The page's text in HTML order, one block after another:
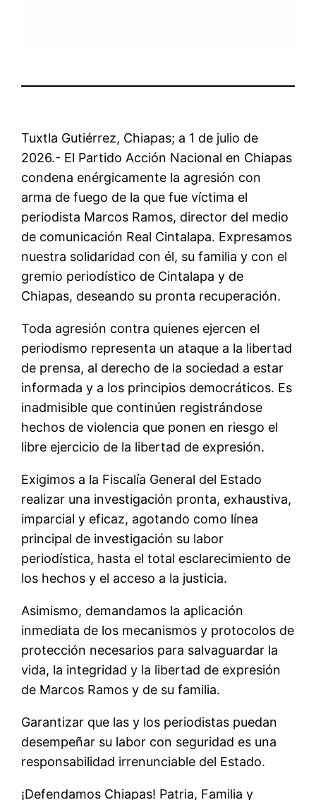
Tuxtla Gutiérrez, Chiapas; a 1 de julio de
2026.- El Partido Acción Nacional en Chiapas
condena enérgicamente la agresión con
arma de fuego de la que fue víctima el
periodista Marcos Ramos, director del medio
de comunicación Real Cintalapa. Expresamos
nuestra solidaridad con él, su familia y con el
gremio periodístico de Cintalapa y de
Chiapas, deseando su pronta recuperación.
Toda agresión contra quienes ejercen el
periodismo representa un ataque a la libertad
de prensa, al derecho de la sociedad a estar
informada y a los principios democráticos. Es
inadmisible que continúen registrándose
hechos de violencia que ponen en riesgo el
libre ejercicio de la libertad de expresión.
Exigimos a la Fiscalía General del Estado
realizar una investigación pronta, exhaustiva,
imparcial y eficaz, agotando como línea
principal de investigación su labor
periodística, hasta el total esclarecimiento de
los hechos y el acceso a la justicia.
Asimismo, demandamos la aplicación
inmediata de los mecanismos y protocolos de
protección necesarios para salvaguardar la
vida, la integridad y la libertad de expresión
de Marcos Ramos y de su familia.
Garantizar que las y los periodistas puedan
desempeñar su labor con seguridad es una
responsabilidad irrenunciable del Estado.
¡Defendamos Chiapas! Patria, Familia y